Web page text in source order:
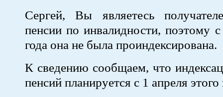
Сергей, Вы являетесь
пенсии по инвалидности, поэтому
года она не была проиндексирована.
К сведению сообщаем, что
пенсий планируется с 1 апреля этого